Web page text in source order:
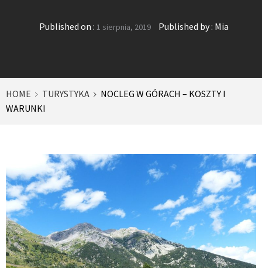
Published on : 1 sierpnia, 2019 Published by : Mia
HOME TURYSTYKA
NOCLEG W GÓRACH – KOSZTY I
WARUNKI